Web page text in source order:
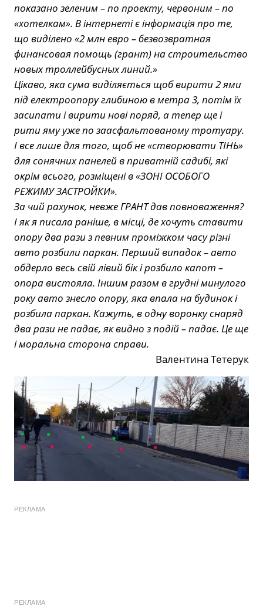
показано зеленим – по проекту, червоним – по
«хотелкам». В інтернеті є інформація про те,
що виділено «2 млн евро – безвозвратная
финансовая помощь (грант) на строительство
новых троллейбусных линий.»
Цікаво, яка сума виділяється щоб вирити 2 ями
під електроопору глибиною в метра 3, потім їх
засипати і вирити нові поряд, а тепер ще і
рити яму уже по заасфальтованому тротуару.
І все лише для того, щоб не «створювати ТІНЬ»
для сонячних панелей в приватній садибі, які
окрім всього, розміщені в «ЗОНІ ОСОБОГО
РЕЖИМУ ЗАСТРОЙКИ».
За чий рахунок, невже ГРАНТ дав повноваження?
І як я писала раніше, в місці, де хочуть ставити
опору два рази з певним проміжком часу різні
авто розбили паркан. Перший випадок – авто
обдерло весь свій лівий бік і розбило капот –
опора вистояла. Іншим разом в грудні минулого
року авто знесло опору, яка впала на будинок і
розбила паркан. Кажуть, в одну воронку снаряд
два рази не падає, як видно з подій – падає. Це ще
і моральна сторона справи.
Валентина Тетерук
РЕКЛАМА
РЕКЛАМА